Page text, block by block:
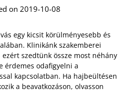
on 2019-10-08
egy kicsit körülményesebb és
Klinikánk szakemberei
szedtünk össze most néhány
érdemes odafigyelni a
kapcsolatban. Ha hajbeültésen
a beavatkozáson, olvasson